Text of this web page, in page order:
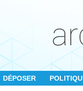
DÉPOSER